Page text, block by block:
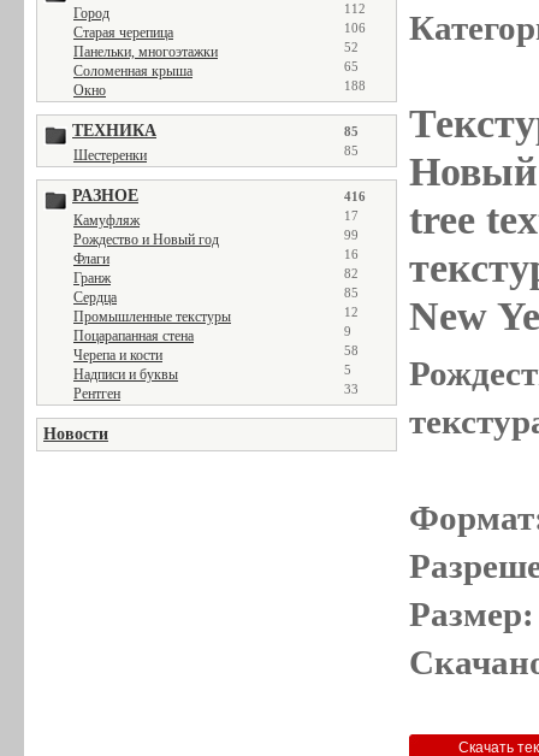
Город 112
Старая черепица 106
Панельки, многоэтажки 52
Соломенная крыша 65
Окно 188
ТЕХНИКА 85
Шестеренки 85
РАЗНОЕ 416
Камуфляж 17
Рождество и Новый год 99
Флаги 16
Гранж 82
Сердца 85
Промышленные текстуры 12
Поцарапанная стена 9
Черепа и кости 58
Надписи и буквы 5
Рентген 33
Новости
Новый
tree
New